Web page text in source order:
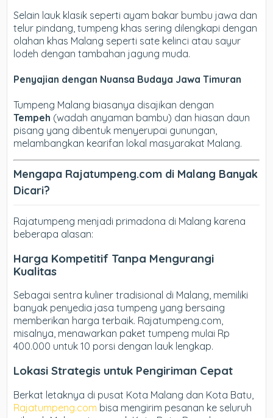
Selain lauk klasik seperti ayam bakar bumbu jawa dan
telur pindang, tumpeng khas sering dilengkapi dengan
olahan khas Malang seperti sate kelinci atau sayur
lodeh dengan tambahan jagung muda.
Penyajian dengan Nuansa Budaya Jawa Timuran
Tumpeng Malang biasanya disajikan dengan
Tempeh (wadah anyaman bambu) dan hiasan daun
pisang yang dibentuk menyerupai gunungan,
melambangkan kearifan lokal masyarakat Malang.
Mengapa Rajatumpeng.com di Malang Banyak
Dicari?
Rajatumpeng menjadi primadona di Malang karena
beberapa alasan:
Harga Kompetitif Tanpa Mengurangi
Kualitas
Sebagai sentra kuliner tradisional di Malang, memiliki
banyak penyedia jasa tumpeng yang bersaing
memberikan harga terbaik. Rajatumpeng.com,
misalnya, menawarkan paket tumpeng mulai Rp
400.000 untuk 10 porsi dengan lauk lengkap.
Lokasi Strategis untuk Pengiriman Cepat
Berkat letaknya di pusat Kota Malang dan Kota Batu,
Rajatumpeng.com bisa mengirim pesanan ke seluruh